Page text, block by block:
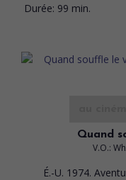
Durée: 99 min.
Quand
V.O.:
É.-U. 1974.